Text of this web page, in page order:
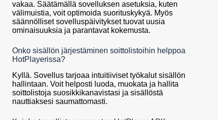
vakaa. Säätämällä sovelluksen asetuksia, kuten
välimuistia, voit optimoida suorituskykyä. Myös
säännölliset sovelluspäivitykset tuovat uusia
ominaisuuksia ja parantavat kokemusta.
Onko sisällön järjestäminen soittolistoihin helppoa
HotPlayerissa?
Kyllä. Sovellus tarjoaa intuitiiviset työkalut sisällön
hallintaan. Voit helposti luoda, muokata ja hallita
soittolistoja suosikkikanavistasi ja sisällöstä
nauttiaksesi saumattomasti.